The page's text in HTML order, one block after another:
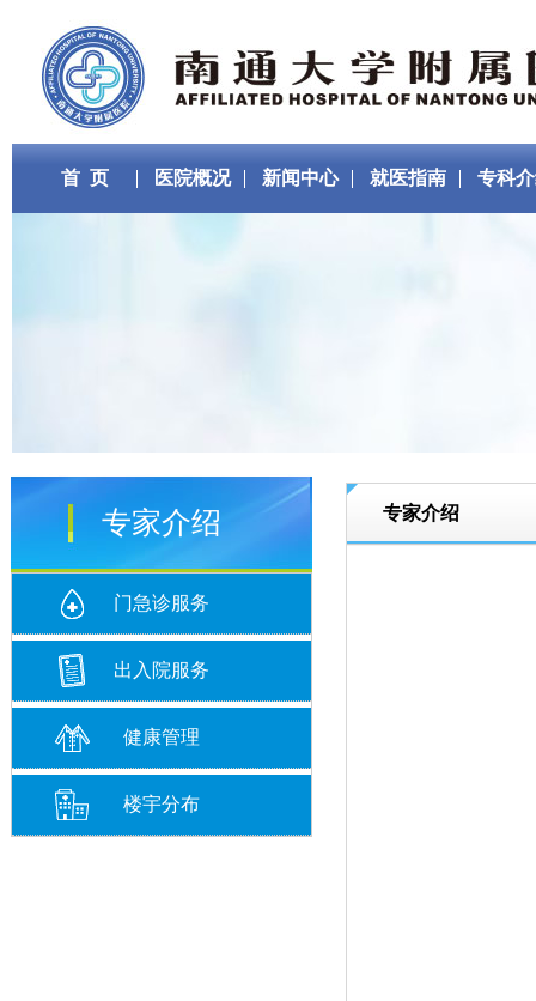
首 页 医院概况 新闻中心 就医指南 专科
专家介绍
门急诊服务
出入院服务
健康管理
楼宇分布
专家介绍